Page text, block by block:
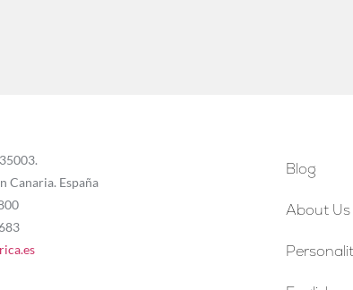
Canaria. España
Blog
About Us